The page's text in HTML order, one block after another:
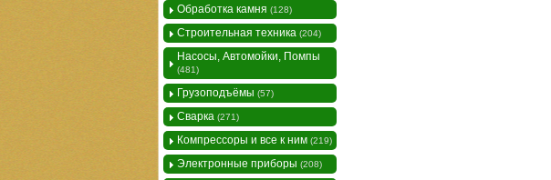
Обработка камня (128)
Строительная техника (204)
Насосы, Автомойки, Помпы
(481)
Грузоподъёмы (57)
Сварка (271)
Компрессоры и все к ним (219)
Электронные приборы (208)